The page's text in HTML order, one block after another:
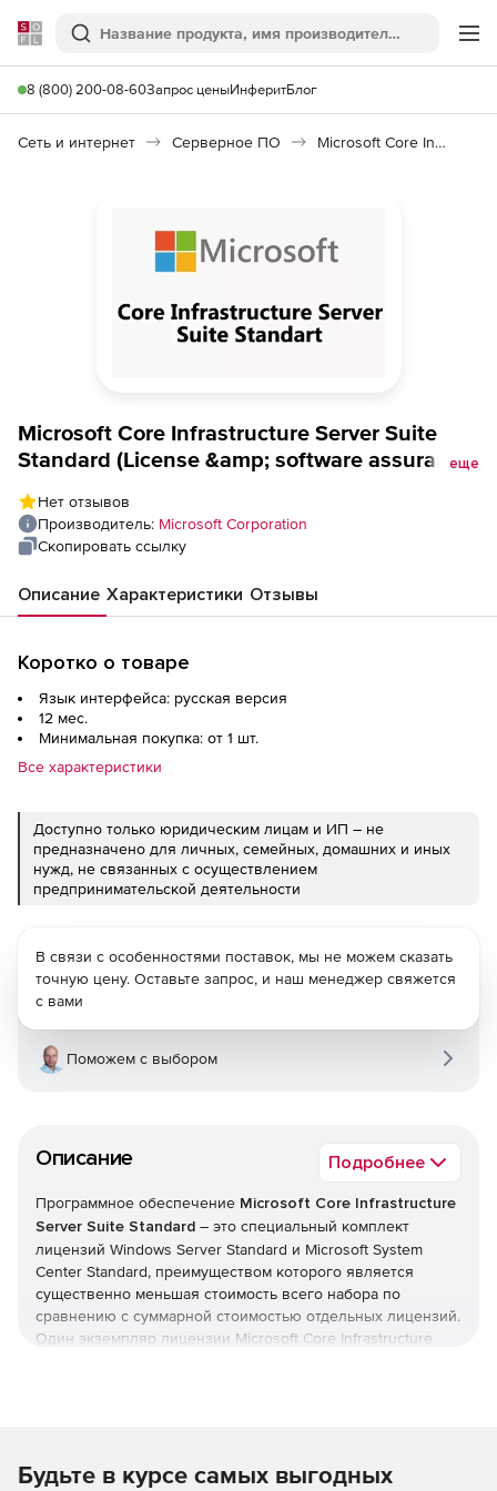
Softline
Поиск
8 (800) 200-08-60Запрос ценыИнферитБлог
Сеть и интернет Серверное ПО Microsoft Core Infrastructure Server Suite Standard
Microsoft Core Infrastructure Server Suite
Standard (License &amp; software assurance,
Year Acquired Year 1, without Windows Server
License Single Language
еще
Нет отзывов
Производитель: Microsoft Corporation
Скопировать ссылку
Описание Характеристики Отзывы
Коротко о товаре
Язык интерфейса: русская версия
12 мес.
Минимальная покупка: от 1 шт.
Все характеристики
Доступно только юридическим лицам и ИП – не
предназначено для личных, семейных, домашних и иных
нужд, не связанных с осуществлением
предпринимательской деятельности
Описание Подробнее
Программное обеспечение Microsoft Core Infrastructure
Server Suite Standard – это специальный комплект
лицензий Windows Server Standard и Microsoft System
Center Standard, преимуществом которого является
существенно меньшая стоимость всего набора по
сравнению с суммарной стоимостью отдельных лицензий.
Один экземпляр лицензии Microsoft Core Infrastructure
Standard:
В связи с особенностями поставок, мы не можем сказать
точную цену. Оставьте запрос, и наш менеджер свяжется
с вами
Поможем с выбором
Будьте в курсе самых выгодных